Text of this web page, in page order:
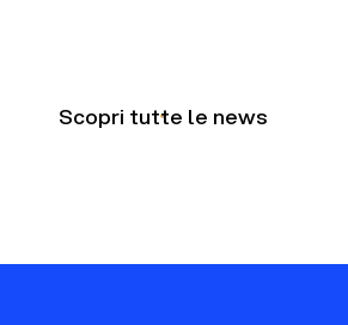
Scopri tutte le news